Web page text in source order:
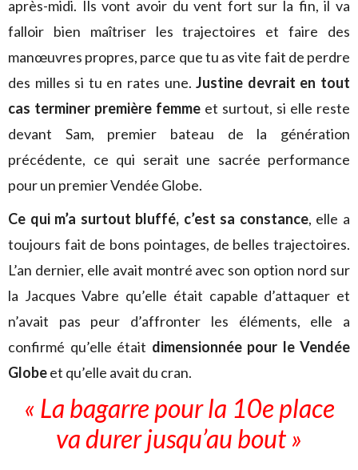
après-midi. Ils vont avoir du vent fort sur la fin, il va
falloir bien maîtriser les trajectoires et faire des
manœuvres propres, parce que tu as vite fait de perdre
des milles si tu en rates une.Justine devrait en tout
cas terminer première femme et surtout, si elle reste
devant Sam, premier bateau de la génération
précédente, ce qui serait une sacrée performance
pour un premier Vendée Globe.
Ce qui m’a surtout bluffé, c’est sa constance, elle a
toujours fait de bons pointages, de belles trajectoires.
L’an dernier, elle avait montré avec son option nord sur
la Jacques Vabre qu’elle était capable d’attaquer et
n’avait pas peur d’affronter les éléments, elle a
confirmé qu’elle était dimensionnée pour le Vendée
Globeet qu’elle avait du cran.
« La bagarre pour la 10e place
va durer jusqu’au bout »